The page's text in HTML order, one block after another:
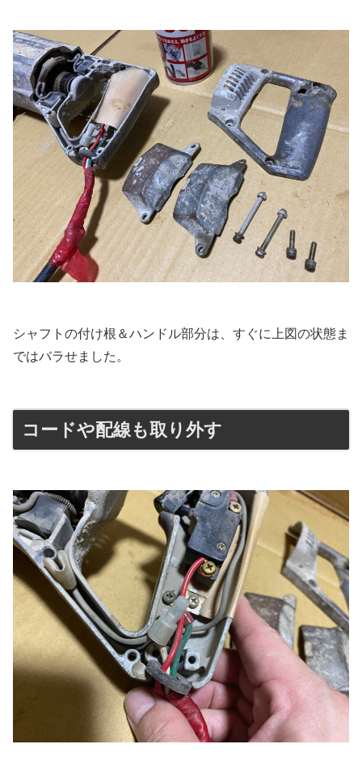
シャフトの付け根＆ハンドル部分は、すぐに上図の状態ま
ではバラせました。
コードや配線も取り外す